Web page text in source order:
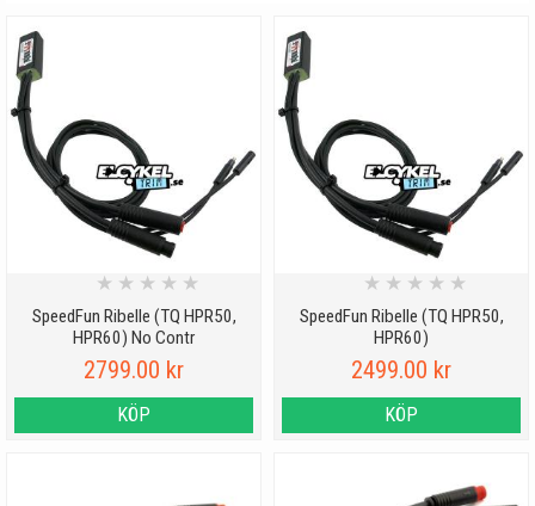
Äger du en cykel med någon av dessa fina motorer ska du givetvis
låta den slippa begränsas till 25 km/h!
SpeedFun Ribelle (TQ HPR50,
HPR60) No Contr
★ ★ ★ ★ ★
2799.00 kr
KÖP
SpeedFun Ribelle (TQ HPR50,
HPR60)
★ ★ ★ ★ ★
2499.00 kr
KÖP